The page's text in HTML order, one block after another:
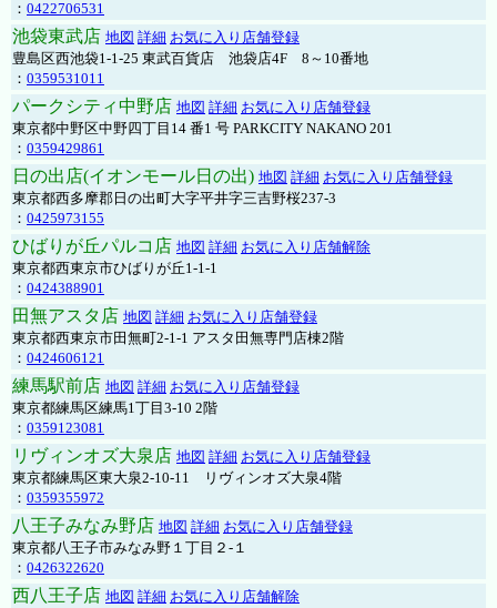
： 0422706531
池袋東武店 地図 詳細 お気に入り店舗登録
豊島区西池袋1-1-25 東武百貨店 池袋店4F 8～10番地
： 0359531011
パークシティ中野店 地図 詳細 お気に入り店舗登録
東京都中野区中野四丁目14 番1 号 PARKCITY NAKANO 201
： 0359429861
日の出店(イオンモール日の出) 地図 詳細 お気に入り店舗登録
東京都西多摩郡日の出町大字平井字三吉野桜237-3
： 0425973155
ひばりが丘パルコ店 地図 詳細 お気に入り店舗解除
東京都西東京市ひばりが丘1-1-1
： 0424388901
田無アスタ店 地図 詳細 お気に入り店舗登録
東京都西東京市田無町2-1-1 アスタ田無専門店棟2階
： 0424606121
練馬駅前店 地図 詳細 お気に入り店舗登録
東京都練馬区練馬1丁目3-10 2階
： 0359123081
リヴィンオズ大泉店 地図 詳細 お気に入り店舗登録
東京都練馬区東大泉2-10-11 リヴィンオズ大泉4階
： 0359355972
八王子みなみ野店 地図 詳細 お気に入り店舗登録
東京都八王子市みなみ野１丁目２-１
： 0426322620
西八王子店 地図 詳細 お気に入り店舗解除